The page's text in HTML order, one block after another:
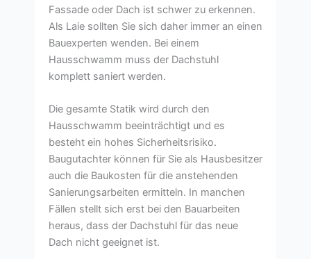
Fassade oder Dach ist schwer zu erkennen.
Als Laie sollten Sie sich daher immer an einen
Bauexperten wenden. Bei einem
Hausschwamm muss der Dachstuhl
komplett saniert werden.
Die gesamte Statik wird durch den
Hausschwamm beeinträchtigt und es
besteht ein hohes Sicherheitsrisiko.
Baugutachter können für Sie als Hausbesitzer
auch die Baukosten für die anstehenden
Sanierungsarbeiten ermitteln. In manchen
Fällen stellt sich erst bei den Bauarbeiten
heraus, dass der Dachstuhl für das neue
Dach nicht geeignet ist.